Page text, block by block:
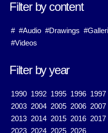
Filter by content
# #Audio #Drawings
#Videos
Filter by year
1990 1992 1995 1996 1997
2003 2004 2005 2006 2007
2013 2014 2015 2016 2017
2023 2024 2025 2026